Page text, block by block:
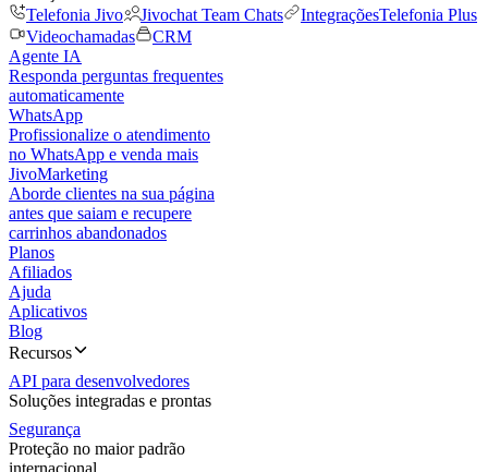
Telefonia Jivo
Jivochat Team Chats IntegraçõesTelefonia Plus
Videochamadas
CRM
Agente IA
Responda perguntas frequentes
automaticamente
WhatsApp
Profissionalize o atendimento
no WhatsApp e venda mais
JivoMarketing
Aborde clientes na sua página
antes que saiam e recupere
carrinhos abandonados
Planos
Afiliados
Ajuda
Aplicativos
Blog
Recursos
API para desenvolvedores
Soluções integradas e prontas
Segurança
Proteção no maior padrão
internacional